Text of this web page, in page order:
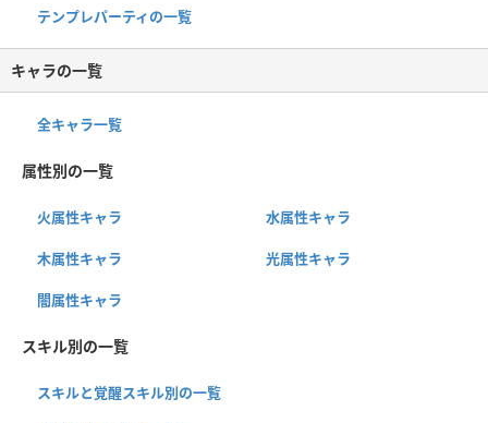
テンプレパーティの一覧
キャラの一覧
全キャラ一覧
属性別の一覧
火属性キャラ 水属性キャラ
木属性キャラ 光属性キャラ
闇属性キャラ
スキル別の一覧
スキルと覚醒スキル別の一覧